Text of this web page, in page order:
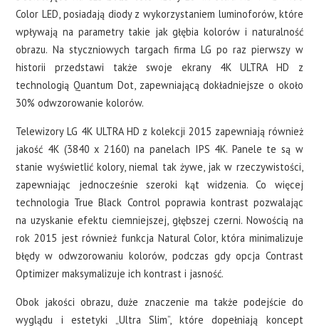
Color LED, posiadają diody z wykorzystaniem luminoforów, które
wpływają na parametry takie jak głębia kolorów i naturalność
obrazu. Na styczniowych targach firma LG po raz pierwszy w
historii przedstawi także swoje ekrany 4K ULTRA HD z
technologią Quantum Dot, zapewniającą dokładniejsze o około
30% odwzorowanie kolorów.
Telewizory LG 4K ULTRA HD z kolekcji 2015 zapewniają również
jakość 4K (3840 x 2160) na panelach IPS 4K. Panele te są w
stanie wyświetlić kolory, niemal tak żywe, jak w rzeczywistości,
zapewniając jednocześnie szeroki kąt widzenia. Co więcej
technologia True Black Control poprawia kontrast pozwalając
na uzyskanie efektu ciemniejszej, głębszej czerni. Nowością na
rok 2015 jest również funkcja Natural Color, która minimalizuje
błędy w odwzorowaniu kolorów, podczas gdy opcja Contrast
Optimizer maksymalizuje ich kontrast i jasność.
Obok jakości obrazu, duże znaczenie ma także podejście do
wyglądu i estetyki „Ultra Slim”, które dopełniają koncept